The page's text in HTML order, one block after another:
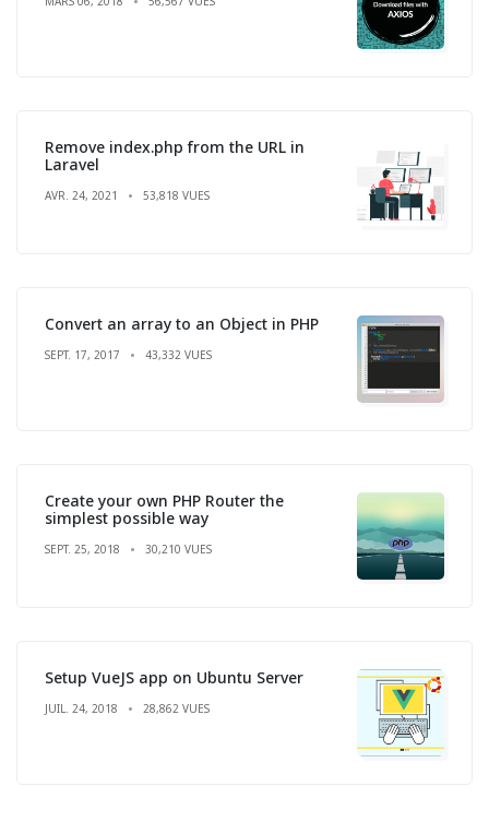
Remove index.php from the URL in
Laravel
AVR. 24, 2021 53,818 VUES
Convert an array to an Object in PHP
SEPT. 17, 2017 43,332 VUES
Create your own PHP Router the
simplest possible way
SEPT. 25, 2018 30,210 VUES
Setup VueJS app on Ubuntu Server
JUIL. 24, 2018 28,862 VUES